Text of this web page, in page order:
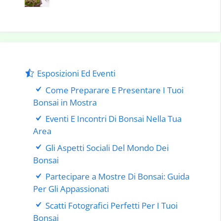
Esposizioni Ed Eventi
Come Preparare E Presentare I Tuoi
Bonsai in Mostra
Eventi E Incontri Di Bonsai Nella Tua
Area
Gli Aspetti Sociali Del Mondo Dei
Bonsai
Partecipare a Mostre Di Bonsai: Guida
Per Gli Appassionati
Scatti Fotografici Perfetti Per I Tuoi
Bonsai